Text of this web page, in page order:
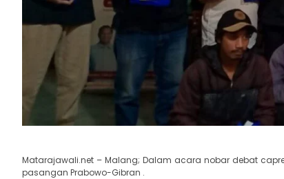
Matarajawali.net – Malang; Dalam acara nobar debat
pasangan Prabowo-Gibran .